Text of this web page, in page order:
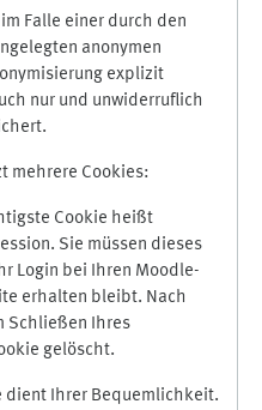
Falle einer durch den
anonymen
explizit
nur und unwiderruflich
mehrere Cookies:
Cookie heißt
Sie müssen dieses
Login bei Ihren Moodle-
erhalten bleibt. Nach
Schließen Ihres
gelöscht.
dient Ihrer Bequemlichkeit.